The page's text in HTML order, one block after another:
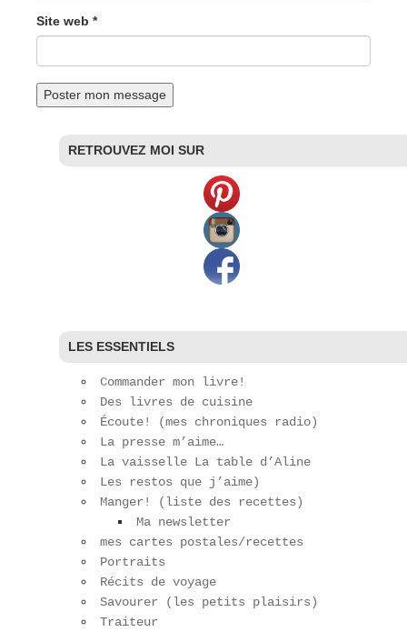
Site web *
RETROUVEZ MOI SUR
LES ESSENTIELS
Commander mon livre!
Des livres de cuisine
Écoute! (mes chroniques radio)
La presse m’aime…
La vaisselle La table d’Aline
Les restos que j’aime)
Manger! (liste des recettes)
Ma newsletter
mes cartes postales/recettes
Portraits
Récits de voyage
Savourer (les petits plaisirs)
Traiteur